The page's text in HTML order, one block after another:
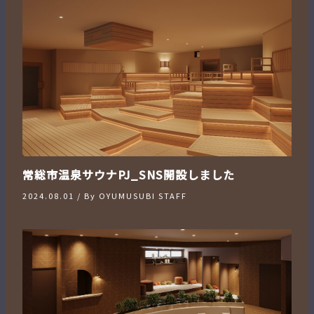
常総市温泉サウナPJ_SNS開設しました
2024.08.01 / By OYUMUSUBI STAFF